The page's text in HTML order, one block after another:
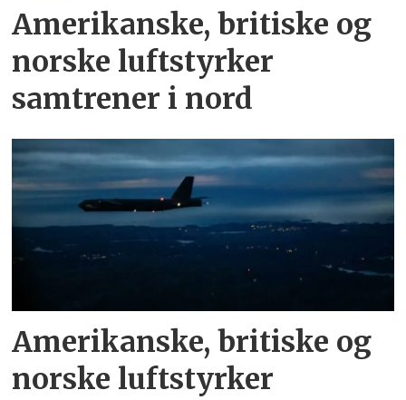
Amerikanske, britiske og
norske luftstyrker
samtrener i nord
Amerikanske, britiske og
norske luftstyrker